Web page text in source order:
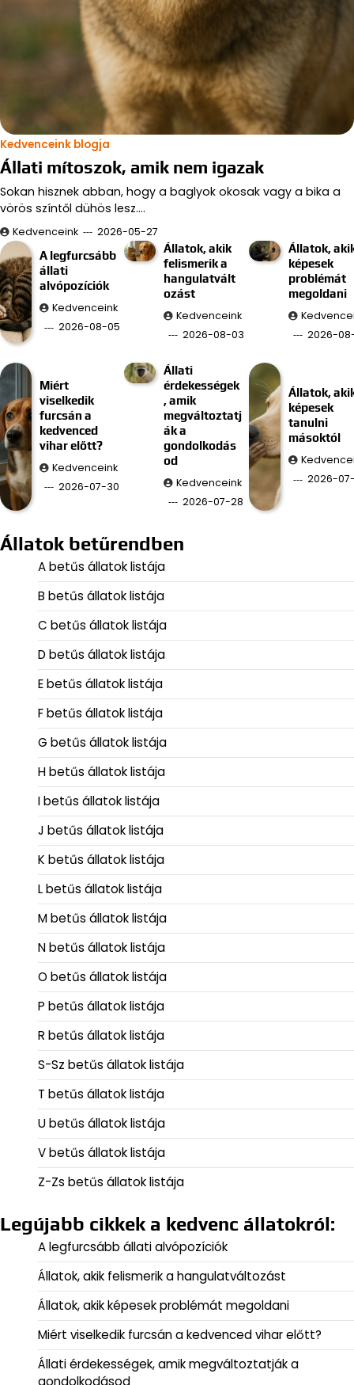
Kedvenceink blogja
Állati mítoszok, amik nem igazak
Sokan hisznek abban, hogy a baglyok okosak vagy a bika a
vörös színtől dühös lesz.…
Kedvenceink
2026-05-27
A legfurcsább
állati
alvópozíciók
Kedvenceink
2026-08-05
Állatok, akik
felismerik a
hangulatvált
ozást
Kedvenceink
2026-08-03
Állatok,
képesek
problémát
megoldani
2026-
Miért
viselkedik
furcsán a
kedvenced
vihar előtt?
Kedvenceink
2026-07-30
Állati
érdekességek
, amik
megváltoztatj
ák a
gondolkodás
od
Kedvenceink
2026-07-28
Állatok,
képesek
tanulni
másoktól
2026-
Állatok betűrendben
A betűs állatok listája
B betűs állatok listája
C betűs állatok listája
D betűs állatok listája
E betűs állatok listája
F betűs állatok listája
G betűs állatok listája
H betűs állatok listája
I betűs állatok listája
J betűs állatok listája
K betűs állatok listája
L betűs állatok listája
M betűs állatok listája
N betűs állatok listája
O betűs állatok listája
P betűs állatok listája
R betűs állatok listája
S-Sz betűs állatok listája
T betűs állatok listája
U betűs állatok listája
V betűs állatok listája
Z-Zs betűs állatok listája
Legújabb cikkek a kedvenc állatokról:
A legfurcsább állati alvópozíciók
Állatok, akik felismerik a hangulatváltozást
Állatok, akik képesek problémát megoldani
Miért viselkedik furcsán a kedvenced vihar előtt?
Állati érdekességek, amik megváltoztatják a
gondolkodásod